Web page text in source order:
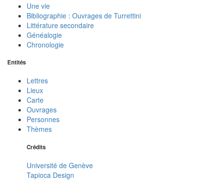
Une vie
Bibliographie : Ouvrages de Turrettini
Littérature secondaire
Généalogie
Chronologie
Entités
Lettres
Lieux
Carte
Ouvrages
Personnes
Thèmes
Crédits
Université de Genève
Tapioca Design